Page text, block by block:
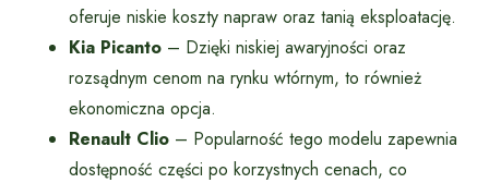
oferuje niskie koszty napraw oraz tanią eksploatację.
Kia Picanto – Dzięki niskiej awaryjności oraz
rozsądnym cenom na rynku wtórnym, to również
ekonomiczna opcja.
Renault Clio – Popularność tego modelu zapewnia
dostępność części po korzystnych cenach, co